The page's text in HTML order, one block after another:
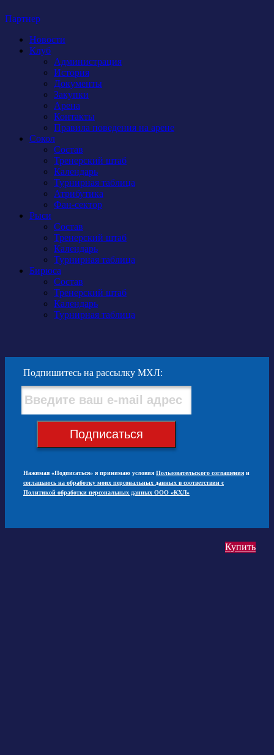
Купить
Партнер
Новости
Клуб
Администрация
История
Документы
Закупки
Арена
Контакты
Правила поведения на арене
Сокол
Состав
Тренерский штаб
Календарь
Турнирная таблица
Атрибутика
Фан-сектор
Рыси
Состав
Тренерский штаб
Календарь
Турнирная таблица
Бирюса
Состав
Тренерский штаб
Календарь
Турнирная таблица
Подпишитесь на рассылку МХЛ:
Подписаться
Нажимая «Подписаться» я принимаю условия Пользовательского соглашения и
соглашаюсь на обработку моих персональных данных в соответствии с
Политикой обработки персональных данных ООО «КХЛ»